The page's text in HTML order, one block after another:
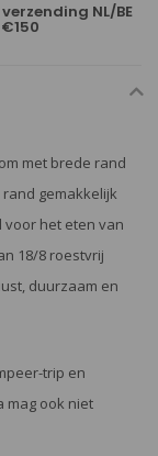
NL/BE
met brede rand
gemakkelijk
voor het eten van
18/8 roestvrij
duurzaam en
trip en
mag ook niet